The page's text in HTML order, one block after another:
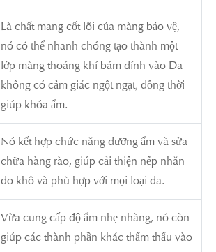
Là chất mang cốt lõi của màng bảo vệ,
nó có thể nhanh chóng tạo thành một
lớp màng thoáng khí bám dính vào Da
không có cảm giác ngột ngạt, đồng thời
giúp khóa ẩm.
Nó kết hợp chức năng dưỡng ẩm và sửa
chữa hàng rào, giúp cải thiện nếp nhăn
do khô và phù hợp với mọi loại da.
Vừa cung cấp độ ẩm nhẹ nhàng, nó còn
giúp các thành phần khác thẩm thấu vào